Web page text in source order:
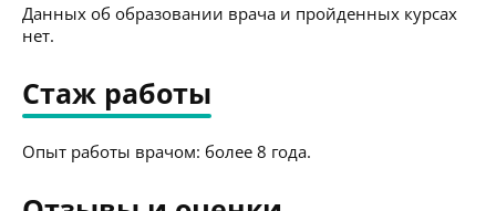
Данных об образовании врача и пройденных курсах
нет.
Стаж работы
Опыт работы врачом: более 8 года.